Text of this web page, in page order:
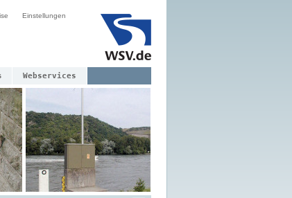
Einstellungen
Webservices